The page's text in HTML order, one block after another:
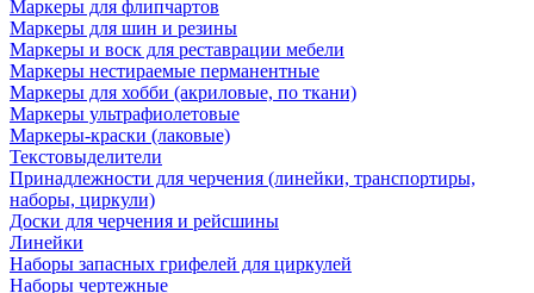
Маркеры для флипчартов
Маркеры для шин и резины
Маркеры и воск для реставрации мебели
Маркеры нестираемые перманентные
Маркеры для хобби (акриловые, по ткани)
Маркеры ультрафиолетовые
Маркеры-краски (лаковые)
Текстовыделители
Принадлежности для черчения (линейки, транспортиры,
наборы, циркули)
Доски для черчения и рейсшины
Линейки
Наборы запасных грифелей для циркулей
Наборы чертежные